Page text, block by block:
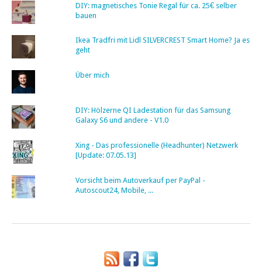
DIY: magnetisches Tonie Regal für ca. 25€ selber
bauen
Ikea Tradfri mit Lidl SILVERCREST Smart Home? Ja es
geht
Über mich
DIY: Hölzerne QI Ladestation für das Samsung
Galaxy S6 und andere - V1.0
Xing - Das professionelle (Headhunter) Netzwerk
[Update: 07.05.13]
Vorsicht beim Autoverkauf per PayPal -
Autoscout24, Mobile, ...